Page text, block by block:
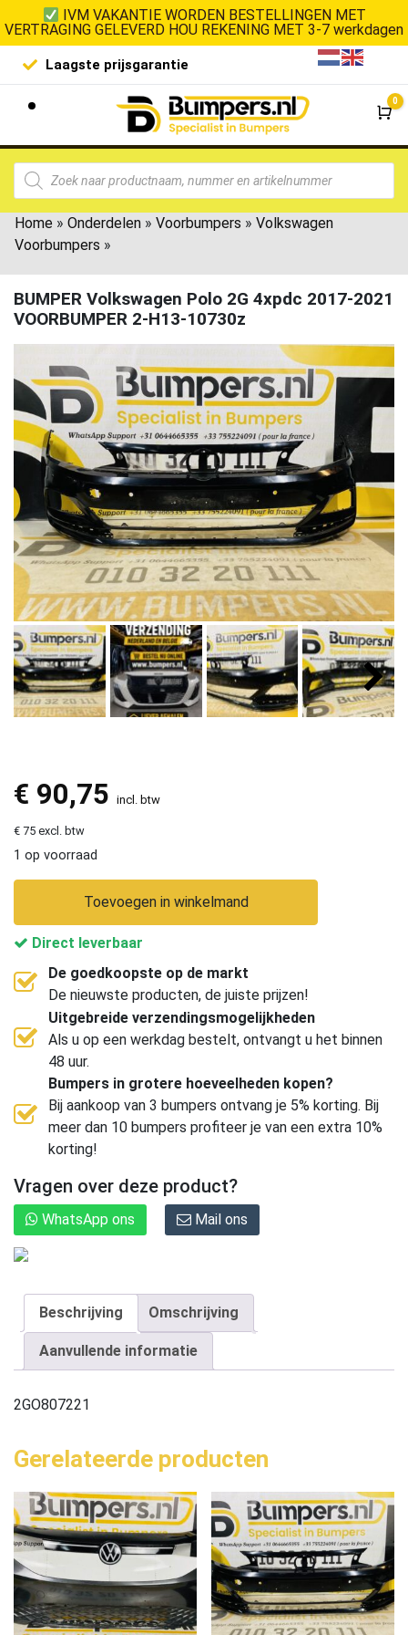
IVM VAKANTIE WORDEN BESTELLINGEN MET
VERTRAGING GELEVERD HOU REKENING MET 3-7 werkdagen
Laagste prijsgarantie De
0
Home » Onderdelen » Voorbumpers » Volkswagen
Voorbumpers »
BUMPER Volkswagen Polo 2G 4xpdc 2017-2021
VOORBUMPER 2-H13-10730z
€ 90,75 incl. btw
€ 75 excl. btw
1 op voorraad
Toevoegen in winkelmand
Direct leverbaar
De goedkoopste op de markt
De nieuwste producten, de juiste prijzen!
Uitgebreide verzendingsmogelijkheden
Als u op een werkdag bestelt, ontvangt u het binnen
48 uur.
Bumpers in grotere hoeveelheden kopen?
Bij aankoop van 3 bumpers ontvang je 5% korting. Bij
meer dan 10 bumpers profiteer je van een extra 10%
korting!
Vragen over deze product?
WhatsApp ons Mail ons
Beschrijving Omschrijving
Aanvullende informatie
2GO807221
Gerelateerde producten